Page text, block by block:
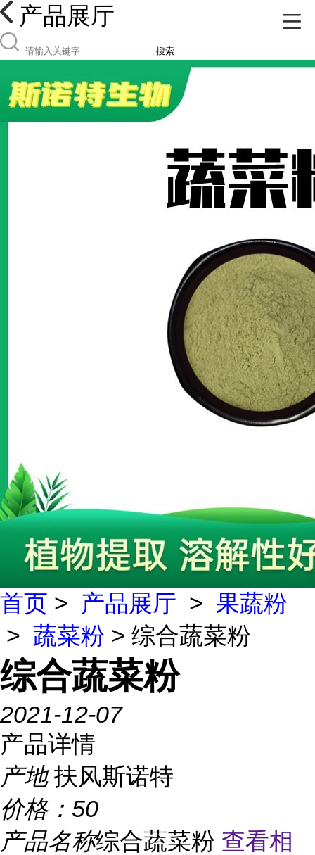
产品展厅
搜索
首页 > 产品展厅 > 果蔬粉
> 蔬菜粉 > 综合蔬菜粉
综合蔬菜粉
2021-12-07
产品详情
产地 扶风斯诺特
价格： 50
产品名称综合蔬菜粉 查看相